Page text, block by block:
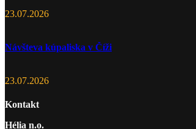
23.07.2026
Návšteva kúpaliska v Číži
23.07.2026
Kontakt
Hélia n.o.